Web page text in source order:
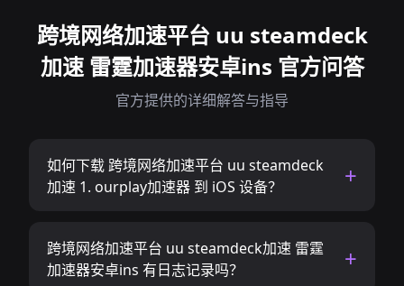
跨境网络加速平台 uu steamdeck
加速 雷霆加速器安卓ins 官方问答
官方提供的详细解答与指导
如何下载 跨境网络加速平台 uu steamdeck
加速 1. ourplay加速器 到 iOS 设备？
跨境网络加速平台 uu steamdeck加速 雷霆
加速器安卓ins 有日志记录吗？